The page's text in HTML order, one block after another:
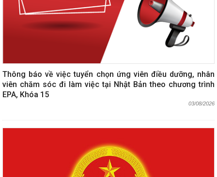
Thông báo về việc tuyển chọn ứng viên điều dưỡng, nhân
viên chăm sóc đi làm việc tại Nhật Bản theo chương trình
EPA, Khóa 15
03/08/2026